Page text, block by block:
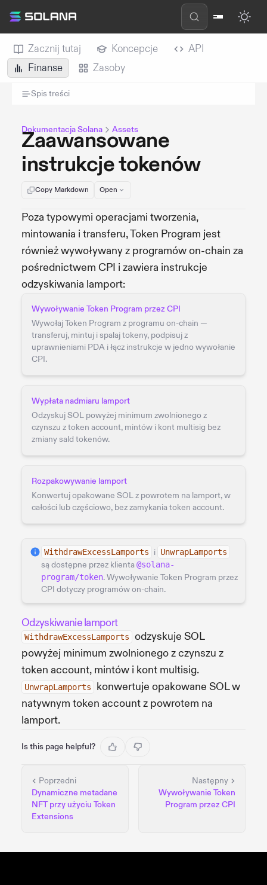
Zacznij tutaj Koncepcje
API
Finanse
Zasoby
Spis treści
Dokumentacja Solana Assets
Zaawansowane
instrukcje tokenów
Copy Markdown Open
Poza typowymi operacjami tworzenia,
mintowania i transferu, Token Program jest
również wywoływany z programów on-chain za
pośrednictwem CPI i zawiera instrukcje
odzyskiwania lamport:
Wywoływanie Token Program przez CPI
Wywołaj Token Program z programu on-chain —
transferuj, mintuj i spalaj tokeny, podpisuj z
uprawnieniami PDA i łącz instrukcje w jedno wywołanie
CPI.
Wypłata nadmiaru lamport
Odzyskuj SOL powyżej minimum zwolnionego z
czynszu z token account, mintów i kont multisig bez
zmiany sald tokenów.
Rozpakowywanie lamport
Konwertuj opakowane SOL z powrotem na lamport, w
całości lub częściowo, bez zamykania token account.
WithdrawExcessLamports i UnwrapLamports
są dostępne przez klienta @solana-
program/token. Wywoływanie Token Program przez
CPI dotyczy programów on-chain.
Odzyskiwanie lamport
WithdrawExcessLamports
odzyskuje SOL
powyżej minimum zwolnionego z czynszu z
token account, mintów i kont multisig.
UnwrapLamports
konwertuje opakowane SOL w
natywnym token account z powrotem na
lamport.
Is this page helpful?
Poprzedni
Dynamiczne metadane
NFT przy użyciu Token
Extensions
Następny
Wywoływanie Token
Program przez CPI